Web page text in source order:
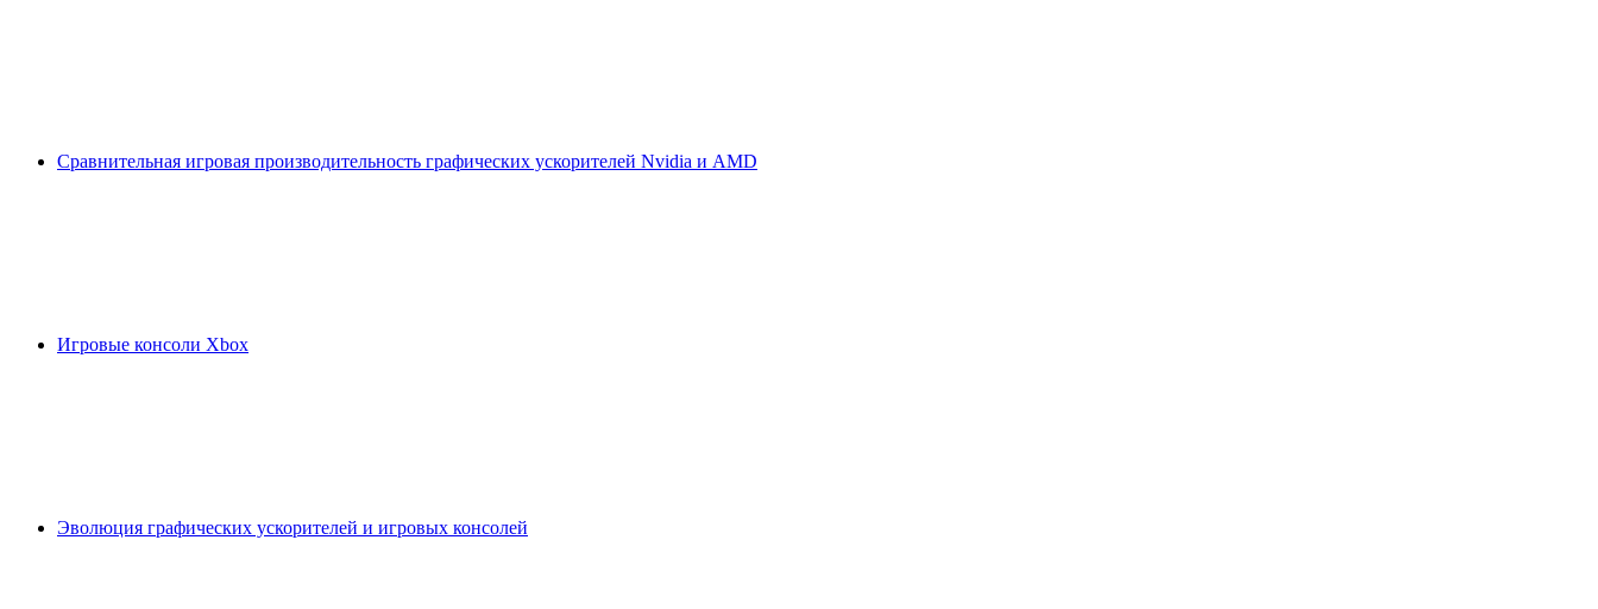
Сравнительная игровая производительность графических ускорителей Nvidia и AMD
Игровые консоли Xbox
Эволюция графических ускорителей и игровых консолей